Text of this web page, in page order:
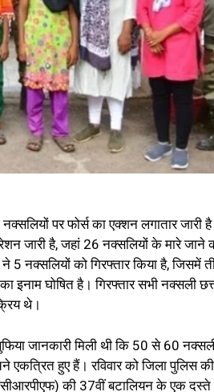
पर फोर्स का एक्शन लगातार जारी
जारी है, जहां 26 नक्सलियों के मारे जाने
5 नक्सलियों को गिरफ्तार किया है, जिसमें
इनाम घोषित है। गिरफ्तार सभी नक्सली
थे।
जानकारी मिली थी कि 50 से 60
एकत्रित हुए हैं। रविवार को जिला पुलिस
की 37वीं बटालियन के एक